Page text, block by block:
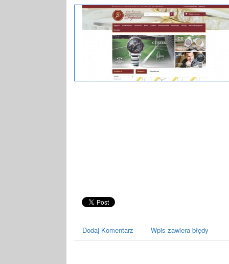
Dodaj Komentarz Wpis zawiera błędy